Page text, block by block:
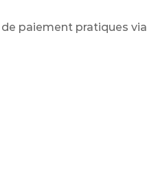
paiement pratiques via